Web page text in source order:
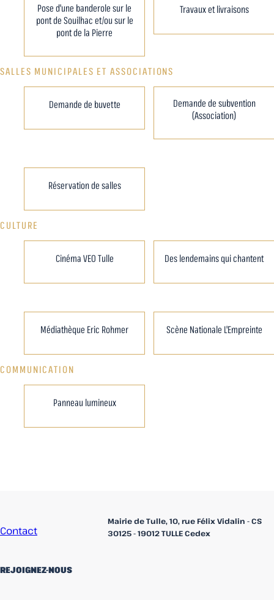
Pose d'une banderole sur le
pont de Souilhac et/ou sur le
pont de la Pierre
Travaux et livraisons
SALLES MUNICIPALES ET ASSOCIATIONS
Demande de buvette
Demande de subvention
(Association)
Réservation de salles
CULTURE
Cinéma VEO Tulle Des lendemains qui chantent
Médiathèque Eric Rohmer Scène Nationale L'Empreinte
COMMUNICATION
Panneau lumineux
Contact
Mairie de Tulle, 10, rue Félix Vidalin - CS
30125 - 19012 TULLE Cedex
REJOIGNEZ-NOUS